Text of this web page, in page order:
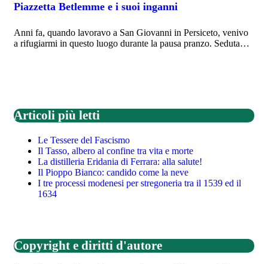
Piazzetta Betlemme e i suoi inganni
Anni fa, quando lavoravo a San Giovanni in Persiceto, venivo
a rifugiarmi in questo luogo durante la pausa pranzo. Seduta…
Articoli più letti
Le Tessere del Fascismo
Il Tasso, albero al confine tra vita e morte
La distilleria Eridania di Ferrara: alla salute!
Il Pioppo Bianco: candido come la neve
I tre processi modenesi per stregoneria tra il 1539 ed il
1634
Copyright e diritti d'autore